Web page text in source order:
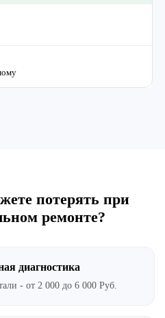
потерять при
ремонте?
диагностика
- от 2 000 до 6 000 Руб.